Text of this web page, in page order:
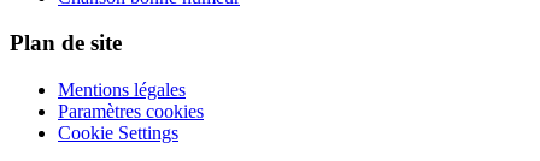
Plan de site
Mentions légales
Paramètres cookies
Cookie Settings